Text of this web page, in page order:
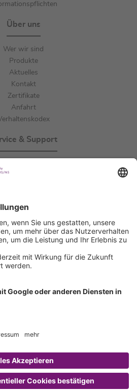
Über uns
Wer wir sind
Produkte
Aktuelles
Kontakt
Zertifikate
Anfahrt
& Support
IFU anfordern
9001 Zertifikat